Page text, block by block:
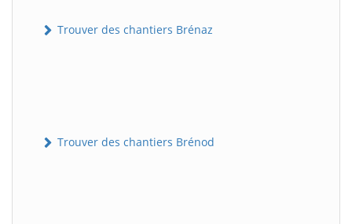
Trouver des chantiers Brénaz
Trouver des chantiers Brénod